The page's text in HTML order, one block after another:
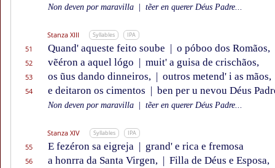
Non deven por maravilla tẽer en querer Déus Padre...
Stanza XIII Syllables IPA
51 Quand' aqueste feito soube | o póboo dos Romãos,
52 vẽéron a aquel lógo | muit' a guisa de crischãos,
53 os ũus dando dinneiros, | outros metend' i as mãos,
54 e deitaron os cimentos | ben per u nevou Déus
Non deven por maravilla tẽer en querer Déus Padre...
Stanza XIV Syllables IPA
55 E fezéron sa eigreja | grand' e rica e fremosa
56 a honrra da Santa Virgen, | Filla de Déus e Esposa,